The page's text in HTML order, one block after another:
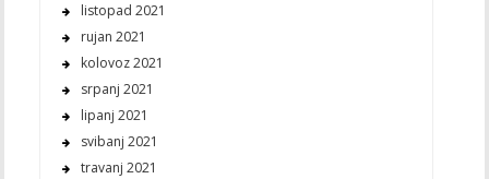
listopad 2021
rujan 2021
kolovoz 2021
srpanj 2021
lipanj 2021
svibanj 2021
travanj 2021